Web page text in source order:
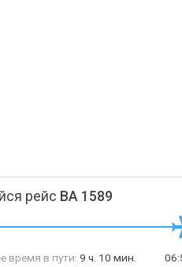
рейс BA 1589
время в пути: 9 ч. 10 мин.